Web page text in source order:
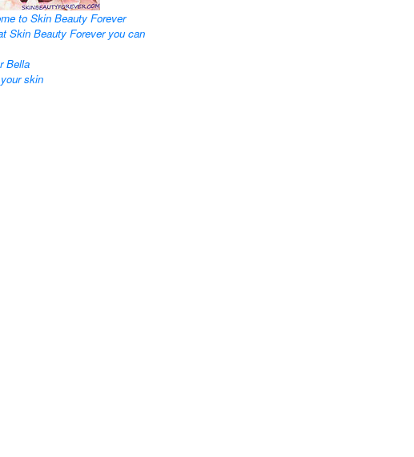
to Skin Beauty Forever
Skin Beauty Forever you can
Bella
skin